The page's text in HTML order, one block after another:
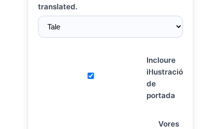
translated.
Incloure
il·lustració
de
portada
Vores